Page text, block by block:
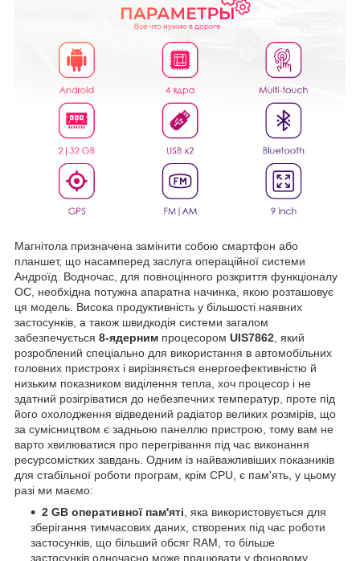
Магнітола призначена замінити собою смартфон або
планшет, що насамперед заслуга операційної системи
Андроїд. Водночас, для повноцінного розкриття функціоналу
ОС, необхідна потужна апаратна начинка, якою розташовує
ця модель. Висока продуктивність у більшості наявних
застосунків, а також швидкодія системи загалом
забезпечується 8-ядерним процесором UIS7862 , який
розроблений спеціально для використання в автомобільних
головних пристроях і вирізняється енергоефективністю й
низьким показником виділення тепла, хоч процесор і не
здатний розігріватися до небезпечних температур, проте під
його охолодження відведений радіатор великих розмірів, що
за сумісництвом є задньою панеллю пристрою, тому вам не
варто хвилюватися про перегрівання під час виконання
ресурсомістких завдань. Одним із найважливіших показників
для стабільної роботи програм, крім CPU, є пам'ять, у цьому
разі ми маємо:
2 GB оперативної пам'яті , яка використовується для
зберігання тимчасових даних, створених під час роботи
застосунків, що більший обсяг RAM, то більше
застосунків одночасно може працювати у фоновому